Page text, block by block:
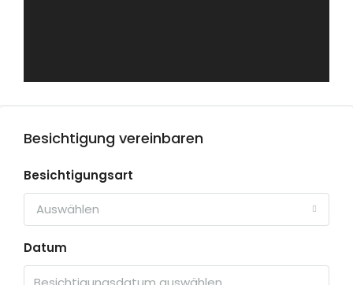
Besichtigung vereinbaren
Besichtigungsart
Auswählen
Datum